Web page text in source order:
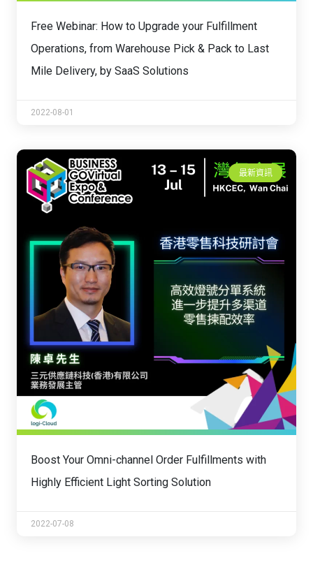
Free Webinar: How to Upgrade your Fulfillment
Operations, from Warehouse Pick & Pack to Last
Mile Delivery, by SaaS Solutions
2022-08-01
最新資訊
Boost Your Omni-channel Order Fulfillments with
Highly Efficient Light Sorting Solution
2022-07-08